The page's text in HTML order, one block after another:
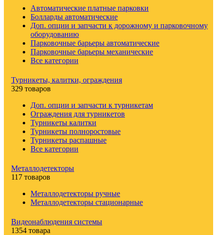
Автоматические платные парковки
Болларды автоматические
Доп. опции и запчасти к дорожному и парковочному
оборудованию
Парковочные барьеры автоматические
Парковочные барьеры механические
Все категории
Турникеты, калитки, ограждения
329 товаров
Доп. опции и запчасти к турникетам
Ограждения для турникетов
Турникеты калитки
Турникеты полноростовые
Турникеты распашные
Все категории
Металлодетекторы
117 товаров
Металлодетекторы ручные
Металлодетекторы стационарные
Видеонаблюдения cистемы
1354 товара